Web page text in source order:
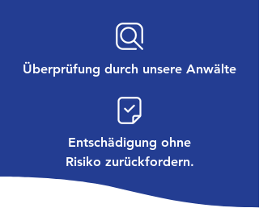
Überprüfung durch unsere Anwälte
Entschädigung ohne
Risiko zurückfordern.